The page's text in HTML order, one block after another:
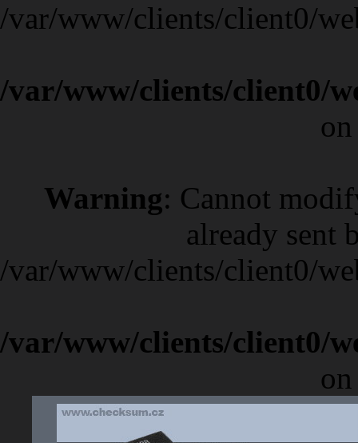
/var/www/clients/client0/
/var/www/clients/client0/
Warning: Cannot
already sent
/var/www/clients/client0/
/var/www/clients/client0/